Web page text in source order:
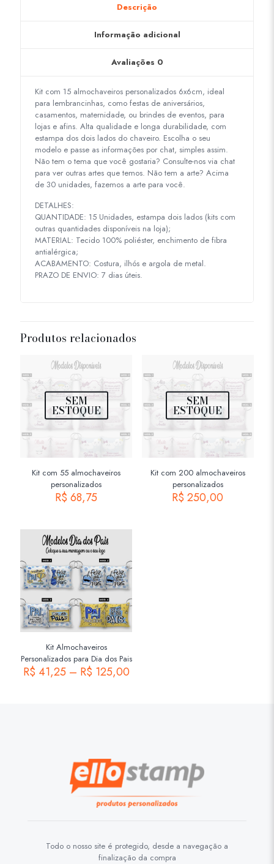
Descrição
Informação adicional
Avaliações 0
Kit com 15 almochaveiros personalizados 6x6cm, ideal
para lembrancinhas, como festas de aniversários,
casamentos, maternidade, ou brindes de eventos, para
lojas e afins. Alta qualidade e longa durabilidade, com
estampa dos dois lados do chaveiro. Escolha o seu
modelo e passe as informações por chat, simples assim.
Não tem o tema que você gostaria? Consulte-nos via chat
para ver outras artes que temos. Não tem a arte? Acima
de 30 unidades, fazemos a arte para você.
DETALHES:
QUANTIDADE: 15 Unidades, estampa dois lados (kits com
outras quantidades disponíveis na loja);
MATERIAL: Tecido 100% poliéster, enchimento de fibra
antialérgica;
ACABAMENTO: Costura, ilhós e argola de metal.
PRAZO DE ENVIO: 7 dias úteis.
Produtos relacionados
SEM
ESTOQUE
Kit com 55 almochaveiros
personalizados
R$ 68,75
SEM
ESTOQUE
Kit com 200 almochaveiros
personalizados
R$ 250,00
Kit Almochaveiros
Personalizados para Dia dos Pais
R$ 41,25– R$ 125,00
Todo o nosso site é protegido, desde a navegação a
finalização da compra